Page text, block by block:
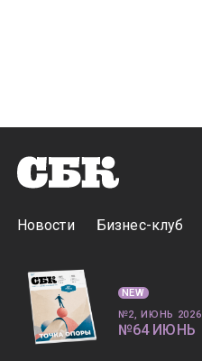
Новости Бизнес-клуб
NEW
№2, ИЮНЬ 2026
№64 ИЮНЬ